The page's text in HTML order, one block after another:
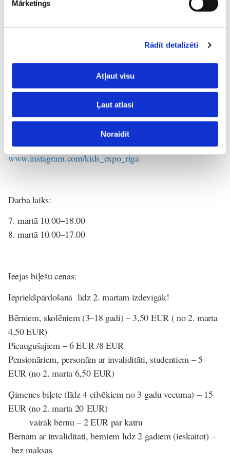
Mārketings
Rādīt detalizēti
Atļaut visu
Ļaut atlasi
Noraidīt
Pasākums piemērots visai ģimenei, bet jo īpaši bērniem no
Vairāk par festivālu un izstādi: kidsexporiga.com
Seko mums!
www.facebook.com/expokidsriga
www.instagram.com/kids_expo_riga
Darba laiks:
7. martā 10.00–18.00
8. martā 10.00–17.00
Ieejas biļešu cenas:
Iepriekšpārdošanā līdz 2. martam izdevīgāk!
Bērniem, skolēniem (3–18 gadi) – 3,50 EUR ( no 2. marta
4,50 EUR)
Pieaugušajiem – 6 EUR /8 EUR
Pensionāriem, personām ar invaliditāti, studentiem – 5
EUR (no 2. marta 6,50 EUR)
Ģimenes biļete (līdz 4 cilvēkiem no 3 gadu vecuma) – 15
EUR (no 2. marta 20 EUR)
vairāk bērnu – 2 EUR par katru
Bērnam ar invaliditāti, bērniem līdz 2 gadiem (ieskaitot) –
bez maksas